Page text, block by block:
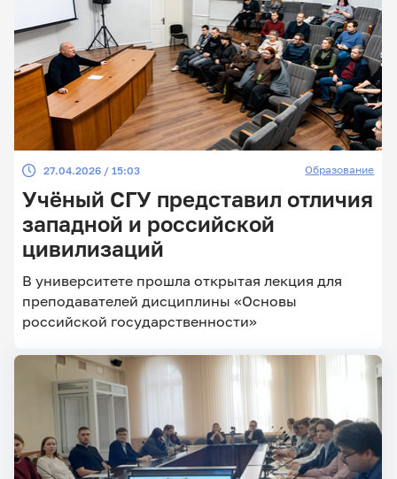
Поиск по дате
Поиск по темам
Главные
27.04.2026 / 15:03 Образование
Учёный СГУ представил отличия
западной и российской
цивилизаций
В университете прошла открытая лекция для
преподавателей дисциплины «Основы
российской государственности»